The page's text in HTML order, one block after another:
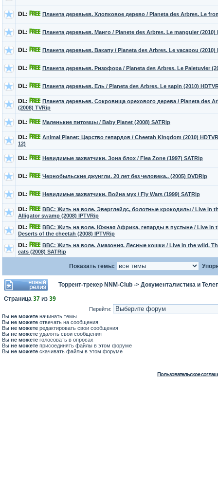
DL: Планета деревьев. Хлопковое дерево / Planeta des Arbres. Le
DL: Планета деревьев. Манго / Planete des Arbres. Le manguier (2010)
DL: Планета деревьев. Вакапу / Planeta des Arbres. Le vacapou (2010)
DL: Планета деревьев. Ризофора / Planeta des Arbres. Le Paletuvier
DL: Планета деревьев. Ель / Planeta des Arbres. Le sapin (2010)
DL:
Планета деревьев. Сокровища орехового дерева / Planeta des
(2008) TVRip
DL: Маленькие питомцы / Baby Planet (2008) SATRip
DL:
Animal Planet: Царство гепардов / Cheetah Kingdom (2010)
12)
DL: Невидимые захватчики. Зона блох / Flea Zone (1997) SATRip
DL: Чернобыльские джунгли. 20 лет без человека.. (2005) DVDRip
DL: Невидимые захватчики. Война мух / Fly Wars (1999) SATRip
DL:
BBC: Жить на воле. Эверглейдс, болотные крокодилы / Live in
Alligator swamp (2008) IPTVRip
DL:
BBC: Жить на воле. Южная Африка, гепарды в пустыне / Live in
Deserts of the cheetah (2008) IPTVRip
DL:
BBC: Жить на воле. Амазония. Лесные кошки / Live in the wild.
cats (2008) SATRip
Показать темы:
Торрент-трекер NNM-Club -> Документалистика и
Страница 37 из 39
Перейти:
Вы не можете начинать темы
Вы не можете отвечать на сообщения
Вы не можете редактировать свои сообщения
Вы не можете удалять свои сообщения
Вы не можете голосовать в опросах
Вы не можете присоединять файлы в этом форуме
Вы не можете скачивать файлы в этом форуме
Пользовательское